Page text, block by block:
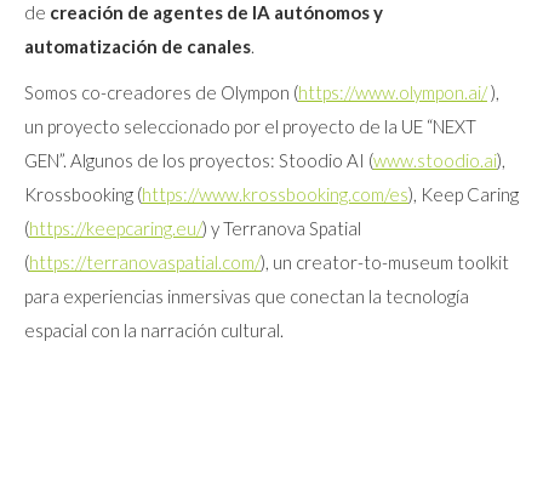
de creación de agentes de IA autónomos y
automatización de canales.
Somos co-creadores de Olympon (https://www.olympon.ai/),
un proyecto seleccionado por el proyecto de la UE “NEXT
GEN”. Algunos de los proyectos: Stoodio AI (www.stoodio.ai),
Krossbooking (https://www.krossbooking.com/es), Keep Caring
(https://keepcaring.eu/) y Terranova Spatial
(https://terranovaspatial.com/), un creator-to-museum toolkit
para experiencias inmersivas que conectan la tecnología
espacial con la narración cultural.